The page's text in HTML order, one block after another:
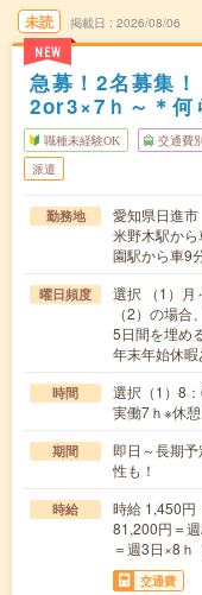
未読
NEW
掲載日 2026/08/06
急募！2名募集
2or3×7ｈ～＊何
職種未経験OK 交通費
派遣
勤務地
愛知県日進市
米野木駅か
園駅から車9
曜日頻度
選択 （1）月
（2）の場
5日間を埋め
年末年始休暇
時間
選択（1）8
実働7ｈ※休
期間
即日～長期
性も！
時給
時給 1,450円
81,200円＝
＝週3日×8ｈ
交通費